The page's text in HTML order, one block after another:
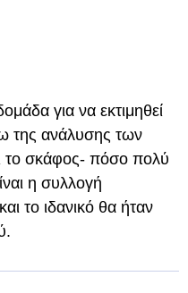
για να εκτιμηθεί
της ανάλυσης των
το σκάφος- πόσο πολύ
η συλλογή
το ιδανικό θα ήταν